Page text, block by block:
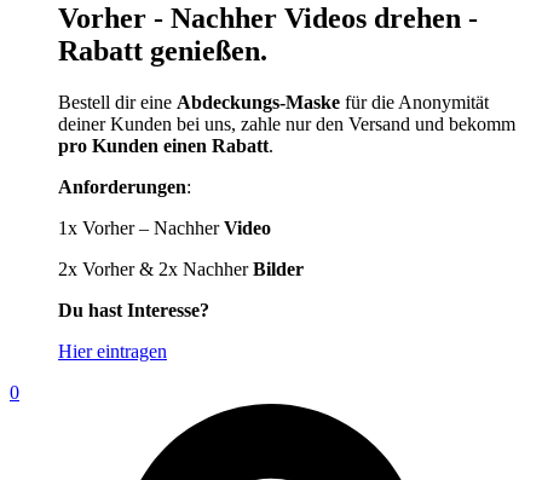
Vorher - Nachher Videos drehen -
Rabatt genießen.
Bestell dir eine Abdeckungs-Maske für die Anonymität
deiner Kunden bei uns, zahle nur den Versand und bekomm
pro Kunden einen Rabatt.
Anforderungen:
1x Vorher – NachherVideo
2x Vorher & 2x NachherBilder
Du hast Interesse?
Hier eintragen
0